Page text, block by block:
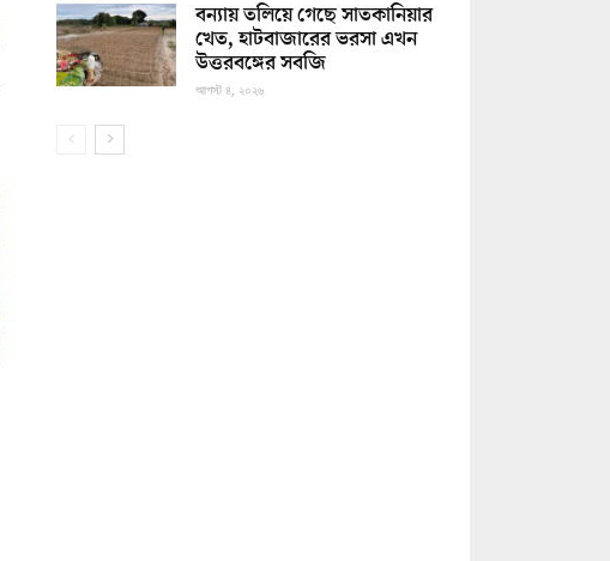
বন্যায় তলিয়ে গেছে সাতকানিয়ার
খেত, হাটবাজারের ভরসা এখন
উত্তরবঙ্গের সবজি
আগস্ট ৪, ২০২৬